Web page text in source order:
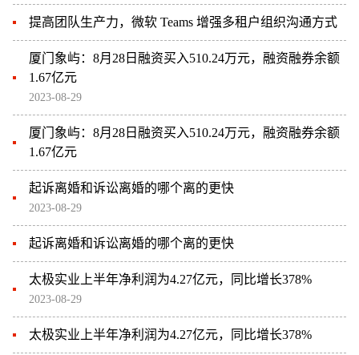
提高团队生产力，微软 Teams 增强多租户组织沟通方式
厦门象屿：8月28日融资买入510.24万元，融资融券余额
1.67亿元
2023-08-29
厦门象屿：8月28日融资买入510.24万元，融资融券余额
1.67亿元
起诉离婚和诉讼离婚的哪个离的更快
2023-08-29
起诉离婚和诉讼离婚的哪个离的更快
太极实业上半年净利润为4.27亿元，同比增长378%
2023-08-29
太极实业上半年净利润为4.27亿元，同比增长378%